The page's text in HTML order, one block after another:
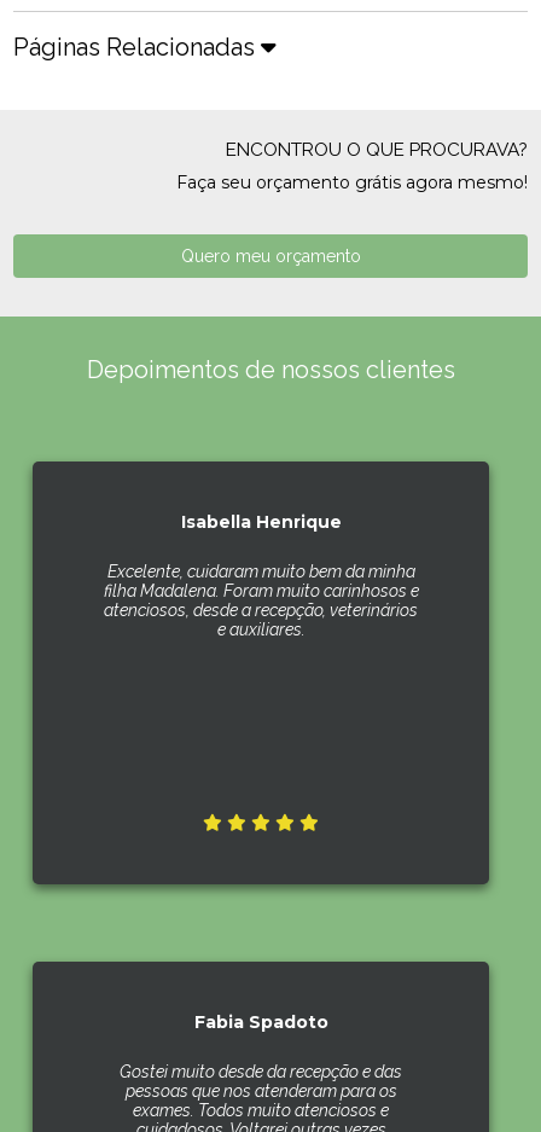
Páginas Relacionadas
ENCONTROU O QUE PROCURAVA?
Faça seu orçamento grátis agora mesmo!
Quero meu orçamento
Depoimentos de nossos clientes
Isabella Henrique
Excelente, cuidaram muito bem da minha
filha Madalena. Foram muito carinhosos e
atenciosos, desde a recepção, veterinários
e auxiliares.
Fabia Spadoto
Gostei muito desde da recepção e das
pessoas que nos atenderam para os
exames. Todos muito atenciosos e